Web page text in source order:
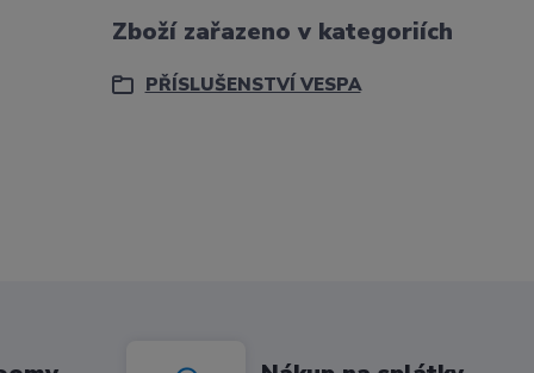
Zboží zařazeno v kategoriích
PŘÍSLUŠENSTVÍ VESPA